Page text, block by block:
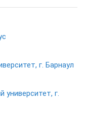
г. Барнаул
университет, г.